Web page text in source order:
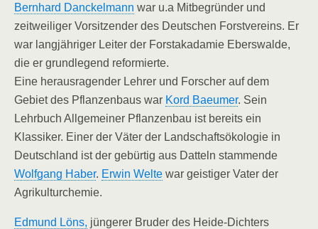
Bernhard Danckelmann war u.a Mitbegründer und
zeitweiliger Vorsitzender des Deutschen Forstvereins. Er
war langjähriger Leiter der Forstakadamie Eberswalde,
die er grundlegend reformierte.
Eine herausragender Lehrer und Forscher auf dem
Gebiet des Pflanzenbaus war Kord Baeumer. Sein
Lehrbuch Allgemeiner Pflanzenbau ist bereits ein
Klassiker. Einer der Väter der Landschaftsökologie in
Deutschland ist der gebürtig aus Datteln stammende
Wolfgang Haber. Erwin Welte war geistiger Vater der
Agrikulturchemie.
Edmund Löns, jüngerer Bruder des Heide-Dichters